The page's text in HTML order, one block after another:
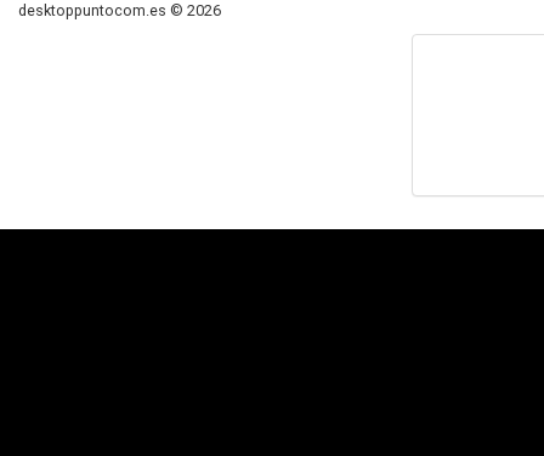
desktoppuntocom.es © 2026